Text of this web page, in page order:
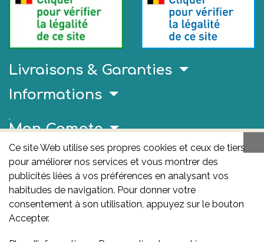
Livraisons & Garanties
Ce site Web utilise ses propres cookies et ceux de tiers
pour améliorer nos services et vous montrer des
publicités liées à vos préférences en analysant vos
habitudes de navigation. Pour donner votre
consentement à son utilisation, appuyez sur le bouton
Accepter.
Informations
.
Mon Compte
Liens Utiles
AFMPS
L'AFMPS est l’autorité compétente en matière de
médicaments et de produits de santé en Belgique. Ce